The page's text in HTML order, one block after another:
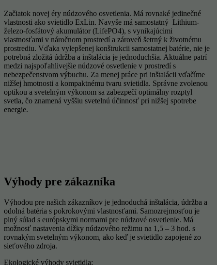
Začiatok novej éry núdzového osvetlenia. Má rovnaké jedinečné
vlastnosti ako svietidlo ExLin. Navyše má samostatný Lithium-
železo-fosfátový akumulátor (LifePO4), s vynikajúcimi
vlastnosťami v náročnom prostredí a zároveň šetrný k životnému
prostrediu. Vďaka vylepšenej konštrukcii samostatnej batérie, nie je
potrebná zložitá údržba a inštalácia je jednoduchšia. Aktuálne patrí
medzi najspoľahlivejšie núdzové osvetlenie v prostredí s
nebezpečenstvom výbuchu. Za menej práce pri inštalácii vďačíme
nižšej hmotnosti a kompaktnému tvaru svietidla. Správne zvolenou
optikou a svetelným výkonom sa zabezpečí optimálny rozptyl
svetla, čo znamená vyššiu svetelnú účinnosť pri nižšej spotrebe
energie.
Výhody pre zákazníka
Výhodou pre našich zákazníkov je jednoduchá inštalácia, údržba a
odolná batéria s pokrokovými vlastnosťami. Samozrejmosťou je
plný súlad s európskymi normami pre núdzové osvetlenie. Má
možnosť nastavenia dĺžky núdzového režimu na 1,5 – 3 hod. s
rovnakým svetelným výkonom, ako keď je svietidlo zapojené zo
sieťového zdroja.
Ekologické výhody svietidla: